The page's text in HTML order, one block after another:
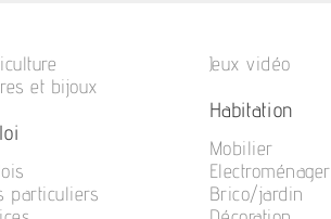
et bijoux
particuliers
Jeux vidéo
Habitation
Mobilier
Electroménager
Brico/jardin